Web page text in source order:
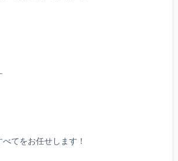
てをお任せします！